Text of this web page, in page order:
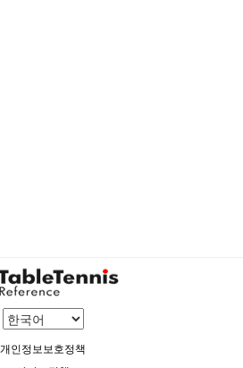
개인정보보호정책